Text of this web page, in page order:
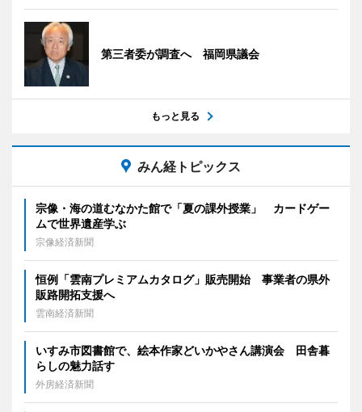
第三者委が調査へ 福岡県議会
もっと見る
みん経トピックス
宗像・海の道むなかた館で「夏の課外授業」 カードゲー
ムで世界遺産学ぶ
宗像経済新聞
恒例「雲南プレミアムカタログ」販売開始 事業者の県外
販路開拓支援へ
雲南経済新聞
いすみ市図書館で、絵本作家どいかやさん講演会 田舎暮
らしの魅力話す
外房経済新聞